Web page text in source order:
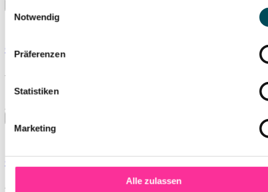
Notwendig
Präferenzen
Statistiken
Marketing
Alle zulassen
© Askonas Holt
So., 08.11.2026
© Christian Leopold
Andrè Schuen